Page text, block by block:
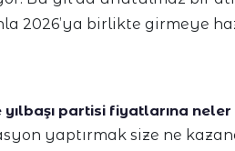
2026’ya birlikte girmeye
partisi fiyatlarına
yaptırmak size ne